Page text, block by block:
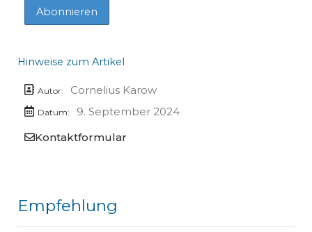
Hinweise zum Artikel
Autor: Cornelius Karow
Datum:
9. September 2024
Kontaktformular
Empfehlung